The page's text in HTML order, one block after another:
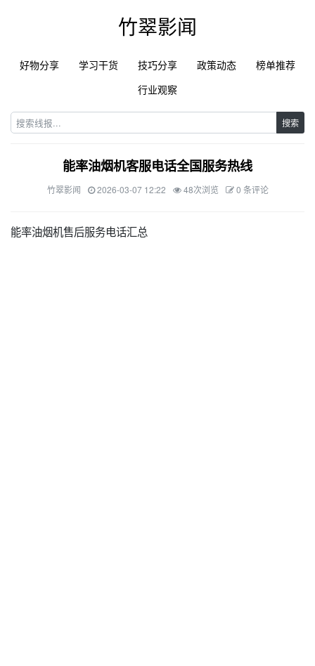
竹翠影闻
好物分享 学习干货 技巧分享 政策动态
榜单推荐
行业观察
搜索
能率油烟机客服电话全国服务热线
竹翠影闻 2026-03-07 12:22 48次浏览 0 条评论
能率油烟机售后服务电话汇总